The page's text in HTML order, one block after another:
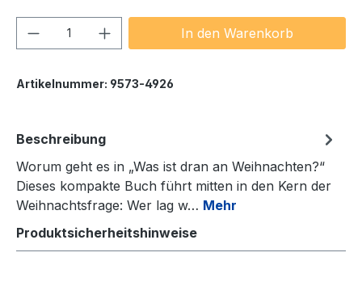
Produkt Anzahl: Gib denIn den Warenkorb
Artikelnummer: 9573-4926
Beschreibung
Worum geht es in „Was ist dran an Weihnachten?“
Dieses kompakte Buch führt mitten in den Kern der
Weihnachtsfrage: Wer lag w… Mehr
Produktsicherheitshinweise